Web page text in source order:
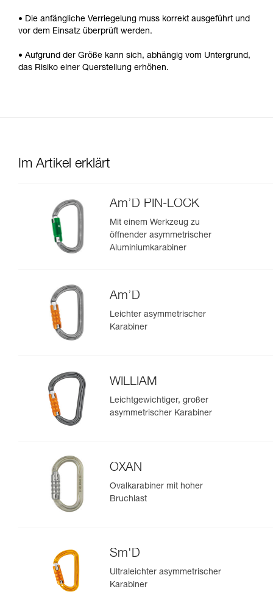
• Die anfängliche Verriegelung muss korrekt ausgeführt und
vor dem Einsatz überprüft werden.
• Aufgrund der Größe kann sich, abhängig vom Untergrund,
das Risiko einer Querstellung erhöhen.
Im Artikel erklärt
Am’D PIN-LOCK
Mit einem Werkzeug zu
öffnender asymmetrischer
Aluminiumkarabiner
Am’D
Leichter asymmetrischer
Karabiner
WILLIAM
Leichtgewichtiger, großer
asymmetrischer Karabiner
OXAN
Ovalkarabiner mit hoher
Bruchlast
Sm'D
Ultraleichter asymmetrischer
Karabiner